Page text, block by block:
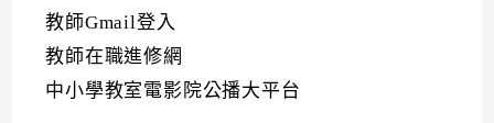
教師Gmail登入
教師在職進修網
中小學教室電影院公播大平台